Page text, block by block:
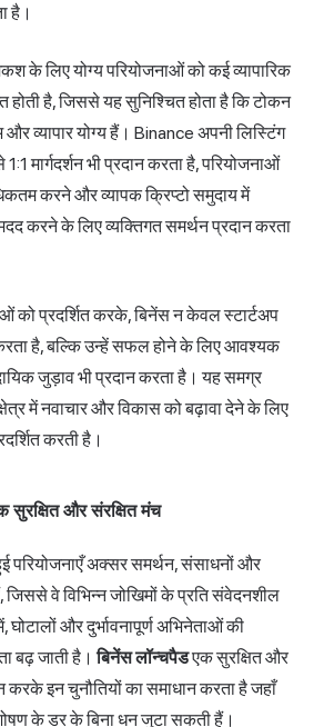
है।
के लिए योग्य परियोजनाओं को कई व्यापारिक
होती है, जिससे यह सुनिश्चित होता है कि टोकन
व्यापार योग्य हैं। Binance अपनी लिस्टिंग
मार्गदर्शन भी प्रदान करता है, परियोजनाओं
करने और व्यापक क्रिप्टो समुदाय में
करने के लिए व्यक्तिगत समर्थन प्रदान करता
को प्रदर्शित करके, बिनेंस न केवल स्टार्टअप
है, बल्कि उन्हें सफल होने के लिए आवश्यक
जुड़ाव भी प्रदान करता है। यह समग्र
में नवाचार और विकास को बढ़ावा देने के लिए
करती है।
और संरक्षित मंच
परियोजनाएँ अक्सर समर्थन, संसाधनों और
वे विभिन्न जोखिमों के प्रति संवेदनशील
घोटालों और दुर्भावनापूर्ण अभिनेताओं की
बढ़ जाती है।बिनेंस लॉन्चपैडएक सुरक्षित और
करके इन चुनौतियों का समाधान करता है जहाँ
के डर के बिना धन जुटा सकती हैं।